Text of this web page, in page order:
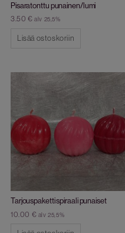
Pisaratonttu punainen/lumi
3.50 € alv 25,5%
Lisää ostoskoriin
Tarjouspaketti spiraali punaiset
10.00 € alv 25,5%